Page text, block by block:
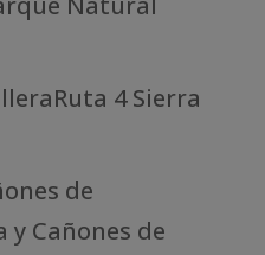
4 Sierra
de
y Cañones de